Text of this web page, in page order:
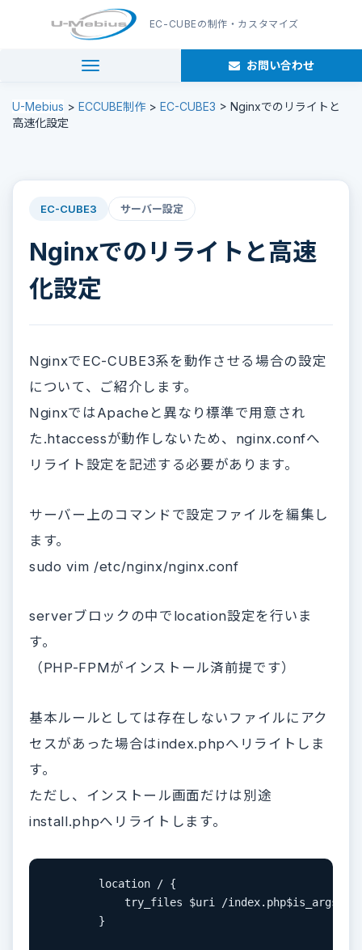
EC-CUBEの制作・カスタマイズ
navigation お問い合わせ
U-Mebius > ECCUBE制作 > EC-CUBE3 > Nginxでのリライトと
高速化設定
EC-CUBE3 サーバー設定
Nginxでのリライトと高速
化設定
NginxでEC-CUBE3系を動作させる場合の設定
について、ご紹介します。
NginxではApacheと異なり標準で用意され
た.htaccessが動作しないため、nginx.confへ
リライト設定を記述する必要があります。
サーバー上のコマンドで設定ファイルを編集し
ます。
sudo vim /etc/nginx/nginx.conf
serverブロックの中でlocation設定を行いま
す。
（PHP-FPMがインストール済前提です）
基本ルールとしては存在しないファイルにアク
セスがあった場合はindex.phpへリライトしま
す。
ただし、インストール画面だけは別途
install.phpへリライトします。
        location / {
try_files $uri /
        }